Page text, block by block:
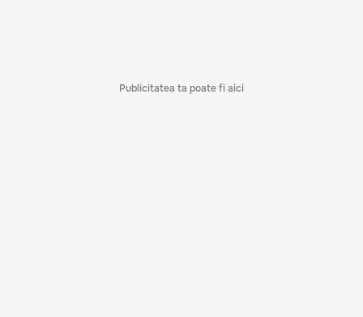
Publicitatea ta poate fi aici